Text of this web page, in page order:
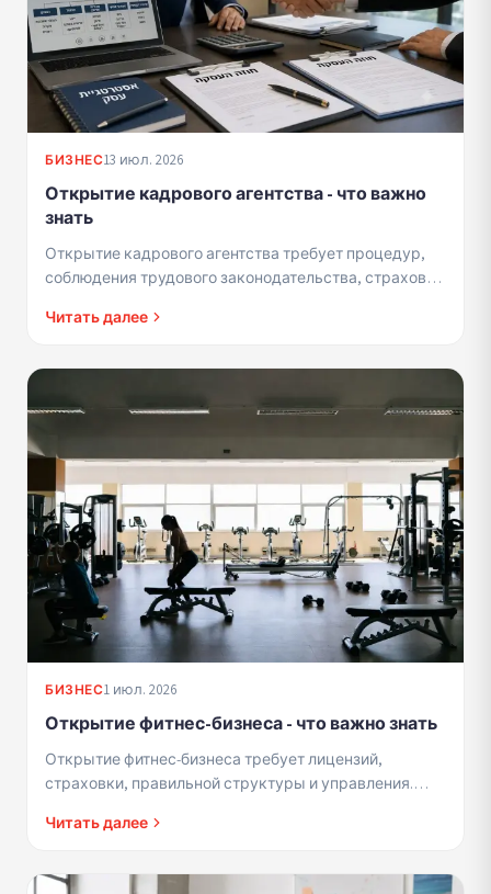
БИЗНЕС13 июл. 2026
Открытие кадрового агентства - что важно
знать
Открытие кадрового агентства требует процедур,
соблюдения трудового законодательства, страховки
успешного ста...
Читать далее
БИЗНЕС1 июл. 2026
Открытие фитнес-бизнеса - что важно знать
Открытие фитнес-бизнеса требует лицензий,
страховки, правильной структуры и управления.
Читать далее